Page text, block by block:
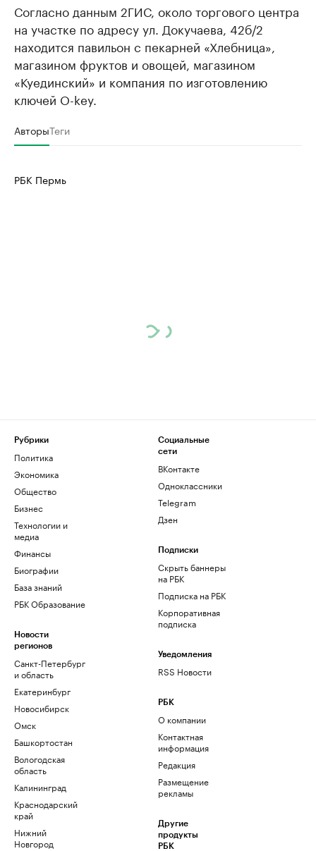
Согласно данным 2ГИС, около торгового центра
на участке по адресу ул. Докучаева, 42б/2
находится павильон с пекарней «Хлебница»,
магазином фруктов и овощей, магазином
«Куединский» и компания по изготовлению
ключей O-key.
АвторыТеги
РБК Пермь
Рубрики
Политика
Экономика
Общество
Бизнес
Технологии и
медиа
Финансы
Биографии
База знаний
РБК Образование
Новости
регионов
Санкт-Петербург
и область
Екатеринбург
Новосибирск
Омск
Башкортостан
Вологодская
область
Калининград
Краснодарский
край
Нижний
Новгород
Социальные
сети
ВКонтакте
Одноклассники
Telegram
Дзен
Подписки
Скрыть баннеры
на РБК
Подписка на РБК
Корпоративная
подписка
Уведомления
RSS Новости
РБК
О компании
Контактная
информация
Редакция
Размещение
рекламы
Другие
продукты
РБК